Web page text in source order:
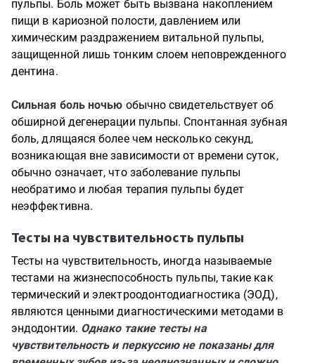
пульпы. Боль может быть вызвана накоплением
пищи в кариозной полости, давлением или
химическим раздражением витальной пульпы,
защищенной лишь тонким слоем неповрежденного
дентина.
Сильная боль ночью обычно свидетельствует об
обширной дегенерации пульпы. Спонтанная зубная
боль, длящаяся более чем несколько секунд,
возникающая вне зависимости от времени суток,
обычно означает, что заболевание пульпы
необратимо и любая терапия пульпы будет
неэффективна.
Тесты на чувствительность пульпы
Тесты на чувствительность, иногда называемые
тестами на жизнеспособность пульпы, такие как
термический и электроодонтодиагностика (ЭОД),
являются ценными диагностическими методами в
эндодонтии. Однако такие тесты на
чувствительность и перкуссию не показаны для